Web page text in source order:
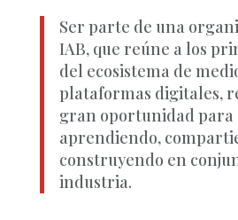
Ser parte de una
IAB, que reúne a los
del ecosistema de
plataformas digitales,
gran oportunidad para
aprendiendo,
construyendo en
industria.